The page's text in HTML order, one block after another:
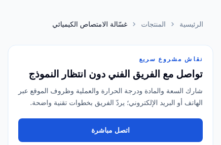
الرئيسية المنتجات غسّالة الامتصاص الكيميائي
نقاش مشروع سريع
تواصل مع الفريق الفني دون انتظار النموذج
شارك السعة والمادة ودرجة الحرارة والعملية وظروف الموقع عبر
الهاتف أو البريد الإلكتروني؛ يردّ الفريق بخطوات تقنية واضحة.
اتصل مباشرة